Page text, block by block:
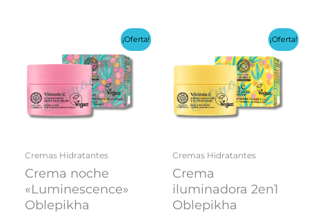
¡Oferta!
Cremas Hidratantes
Crema noche
«Luminescence»
Oblepikha
¡Oferta!
Cremas Hidratantes
Crema
iluminadora 2en1
Oblepikha